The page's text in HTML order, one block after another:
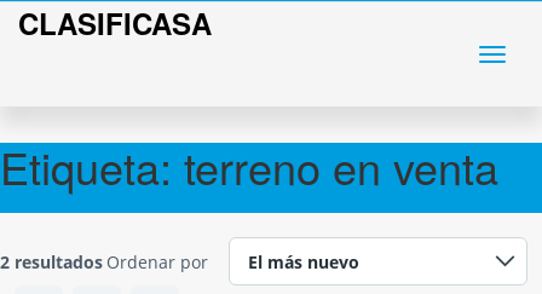
CLASIFICASA
Etiqueta: terreno en venta
2 resultados Ordenar por